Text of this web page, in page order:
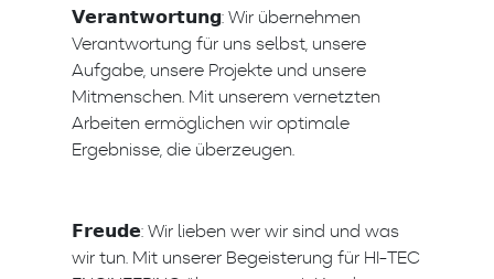
𝗩𝗲𝗿𝗮𝗻𝘁𝘄𝗼𝗿𝘁𝘂𝗻𝗴: Wir übernehmen
Verantwortung für uns selbst, unsere
Aufgabe, unsere Projekte und unsere
Mitmenschen. Mit unserem vernetzten
Arbeiten ermöglichen wir optimale
Ergebnisse, die überzeugen.
𝗙𝗿𝗲𝘂𝗱𝗲: Wir lieben wer wir sind und was
wir tun. Mit unserer Begeisterung für HI-TEC